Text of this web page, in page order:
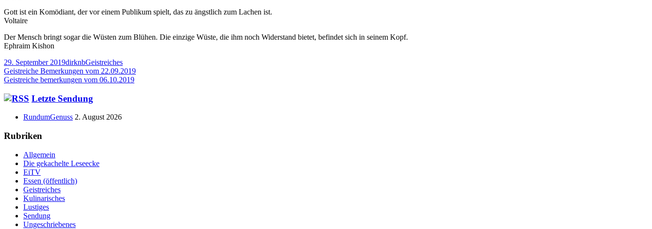
Gott ist ein Komödiant, der vor einem Publikum spielt, das zu ängstlich zum Lachen ist.
Voltaire
Der Mensch bringt sogar die Wüsten zum Blühen. Die einzige Wüste, die ihm noch Widerstand bietet, befindet sich in seinem Kopf.
Ephraim Kishon
Veröffentlicht
am
29. September 2019Autor
dirknbKategorien
Geistreiches
Beitragsnavigation
Vorheriger
Beitrag:
Geistreiche Bemerkungen vom 22.09.2019
Nächster
Geistreiche bemerkungen vom 06.10.2019
Haupt-
Seitenleiste
Letzte Sendung
RundumGenuss 2. August 2026
Rubriken
Allgemein
Die gekachelte Leseecke
EiTV
Essen (öffentlich)
Geistreiches
Kulinarisches
Lustiges
Sendung
Ungeschriebenes